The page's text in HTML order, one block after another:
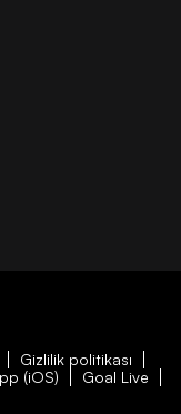
Gizlilik politikası
(iOS) Goal Live